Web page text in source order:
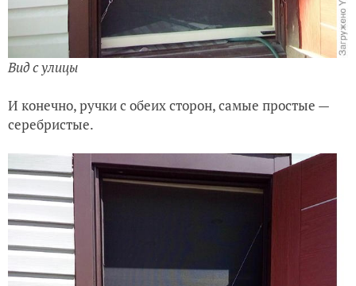
Вид с улицы
И конечно, ручки с обеих сторон, самые простые —
серебристые.